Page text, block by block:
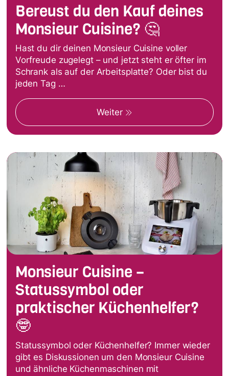
Bereust du den Kauf deines
Monsieur Cuisine? 🤔
Hast du dir deinen Monsieur Cuisine voller
Vorfreude zugelegt – und jetzt steht er öfter im
Schrank als auf der Arbeitsplatte? Oder bist du
jeden Tag …
Weiter
Monsieur Cuisine –
Statussymbol oder
praktischer Küchenhelfer?
🤓
Statussymbol oder Küchenhelfer? Immer wieder
gibt es Diskussionen um den Monsieur Cuisine
und ähnliche Küchenmaschinen mit